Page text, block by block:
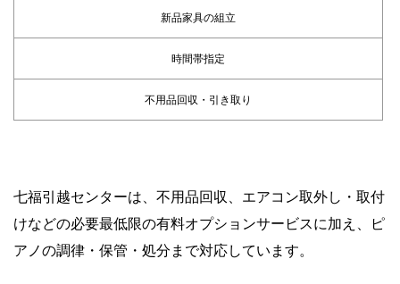
新品家具の組立
時間帯指定
不用品回収・引き取り
七福引越センターは、不用品回収、エアコン取外し・取付
けなどの必要最低限の有料オプションサービスに加え、ピ
アノの調律・保管・処分まで対応しています。